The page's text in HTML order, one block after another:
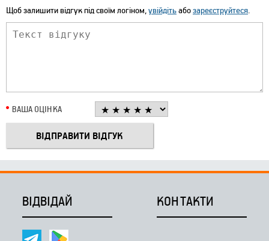
Щоб залишити відгук під своїм логіном,увійдітьабозареєструйтеся.
ВАША ОЦІНКА
ВІДВІДАЙ КОНТАКТИ